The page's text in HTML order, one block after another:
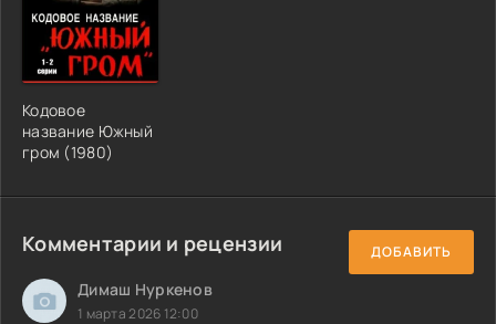
Кодовое
название Южный
гром (1980)
Комментарии и рецензии ДОБАВИТЬ
Димаш Нуркенов
1 марта 2026 12:00